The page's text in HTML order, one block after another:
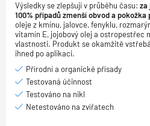
Výsledky se zlepšují v průběhu času: za
100% případů zmenší obvod a pokožka
oleje z kmínu, jalovce, fenyklu,
vitamín E, jojobový olej a ostropestřec
vlastnosti. Produkt se okamžitě
ihned po aplikaci.
Přírodní a organické přísady
Testovaná účinnost
Testováno na nikl
Netestováno na zvířatech